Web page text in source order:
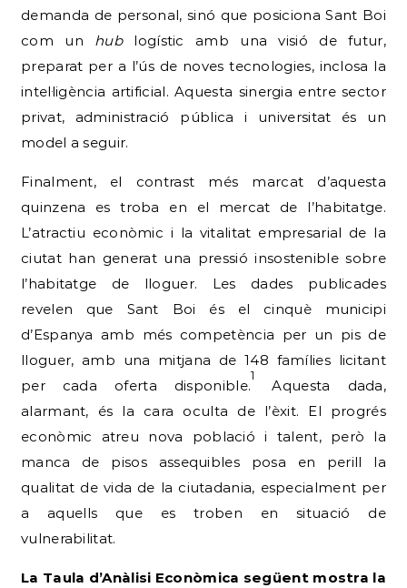
demanda de personal, sinó que posiciona Sant Boi
com un hublogístic amb una visió de futur,
preparat per a l’ús de noves tecnologies, inclosa la
intel·ligència artificial. Aquesta sinergia entre sector
privat, administració pública i universitat és un
model a seguir.
Finalment, el contrast més marcat d’aquesta
quinzena es troba en el mercat de l’habitatge.
L’atractiu econòmic i la vitalitat empresarial de la
ciutat han generat una pressió insostenible sobre
l’habitatge de lloguer. Les dades publicades
revelen que Sant Boi és el cinquè municipi
d’Espanya amb més competència per un pis de
lloguer, amb una mitjana de 148 famílies licitant
per cada oferta disponible.
1
Aquesta dada,
alarmant, és la cara oculta de l’èxit. El progrés
econòmic atreu nova població i talent, però la
manca de pisos assequibles posa en perill la
qualitat de vida de la ciutadania, especialment per
a aquells que es troben en situació de
vulnerabilitat.
La Taula d’Anàlisi Econòmica següent mostra la